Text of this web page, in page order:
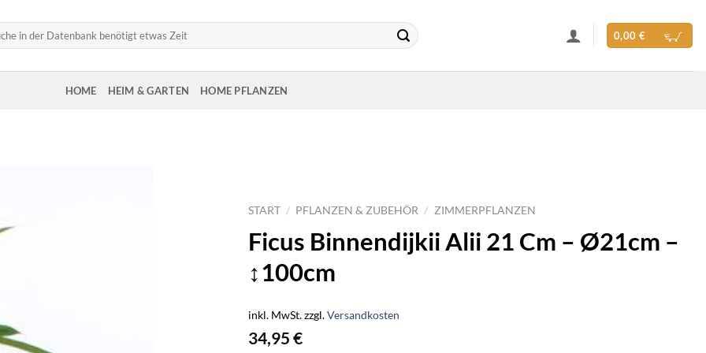
0,00 €
HOME HEIM & GARTEN HOME PFLANZEN
START / PFLANZEN & ZUBEHÖR / ZIMMERPFLANZEN
Ficus Binnendijkii Alii 21 Cm – Ø21cm –
↕100cm
inkl. MwSt.zzgl.Versandkosten
34,95€